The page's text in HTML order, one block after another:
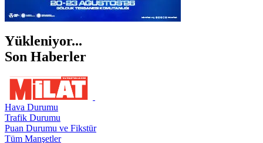
Yükleniyor...
Son Haberler
Hava Durumu
Trafik Durumu
Puan Durumu ve Fikstür
Tüm Manşetler